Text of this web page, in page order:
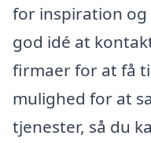
for inspiration og
god idé at
firmaer for at få
mulighed for at
tjenester, så du